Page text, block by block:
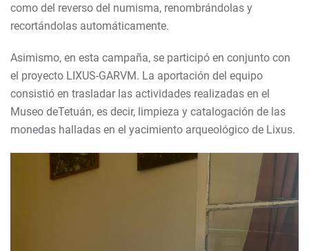
como del reverso del numisma, renombrándolas y
recortándolas automáticamente.
Asimismo, en esta campaña, se participó en conjunto con
el proyecto LIXUS-GARVM. La aportación del equipo
consistió en trasladar las actividades realizadas en el
Museo deTetuán, es decir, limpieza y catalogación de las
monedas halladas en el yacimiento arqueológico de Lixus.